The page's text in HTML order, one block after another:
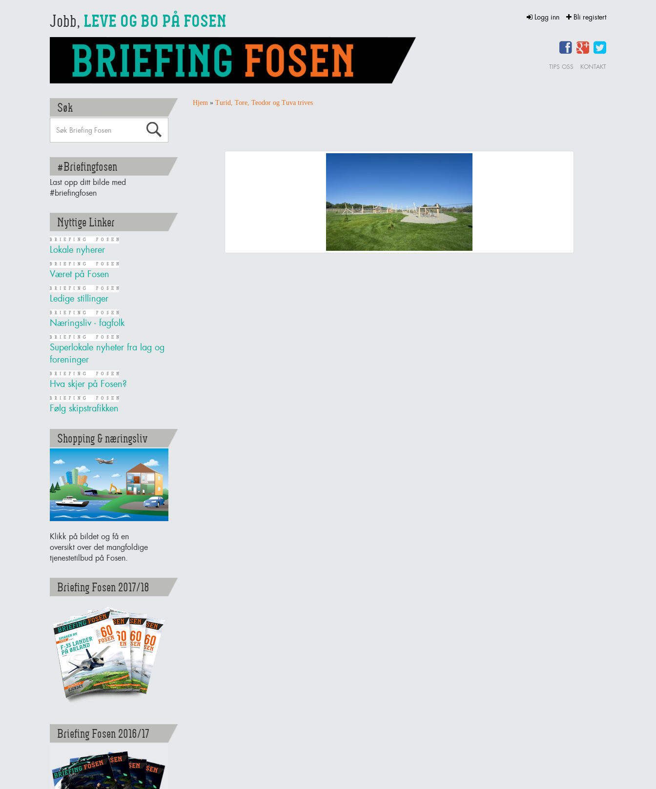
Jobb, LEVE OG BO PÅ FOSEN Logg inn Bli registert
TIPS OSS KONTAKT
Søk
#Briefingfosen
Last opp ditt bilde med
#briefingfosen
Nyttige Linker
Lokale nyherer
Været på Fosen
Ledige stillinger
Næringsliv - fagfolk
Superlokale nyheter fra lag og
foreninger
Hva skjer på Fosen?
Følg skipstrafikken
Shopping & næringsliv
Klikk på bildet og få en
oversikt over det mangfoldige
tjenestetilbud på Fosen.
Briefing Fosen 2017/18
Briefing Fosen 2016/17
Hjem» Turid, Tore, Teodor og Tuva trives